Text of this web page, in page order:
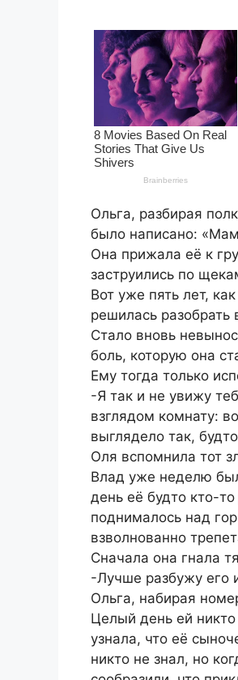
Ольга, разбирая
было написано:
Она прижала её к
заструились по
Вот уже пять лет,
решилась
Стало вновь
боль, которую она
Ему тогда только
-Я так и не увижу
взглядом комнату:
выглядело так,
Оля вспомнила тот
Влад уже неделю
день её будто кто-
поднималось над
взволнованно
Сначала она гнала
-Лучше разбужу его
Ольга, набирая
Целый день ей никто
узнала, что её
никто не знал, но